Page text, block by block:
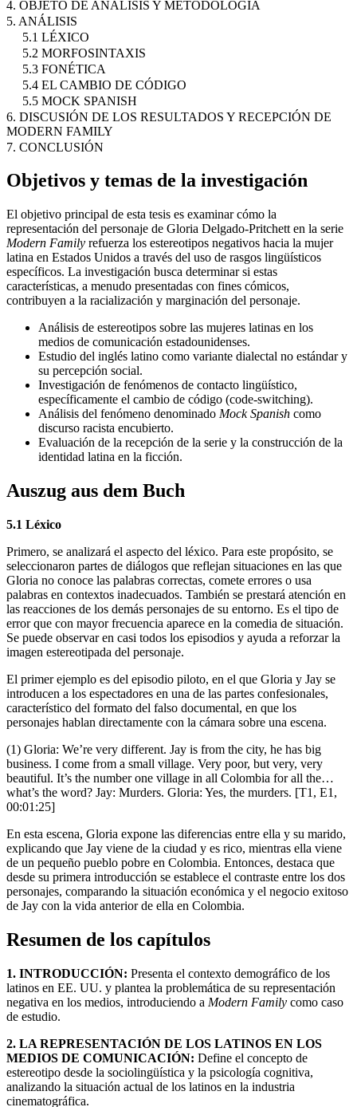
4. OBJETO DE ANÁLISIS Y METODOLOGÍA
5. ANÁLISIS
5.1 LÉXICO
5.2 MORFOSINTAXIS
5.3 FONÉTICA
5.4 EL CAMBIO DE CÓDIGO
5.5 MOCK SPANISH
6. DISCUSIÓN DE LOS RESULTADOS Y RECEPCIÓN DE
MODERN FAMILY
7. CONCLUSIÓN
Objetivos y temas de la investigación
El objetivo principal de esta tesis es examinar cómo la
representación del personaje de Gloria Delgado-Pritchett en la serie
Modern Family refuerza los estereotipos negativos hacia la mujer
latina en Estados Unidos a través del uso de rasgos lingüísticos
específicos. La investigación busca determinar si estas
características, a menudo presentadas con fines cómicos,
contribuyen a la racialización y marginación del personaje.
Análisis de estereotipos sobre las mujeres latinas en los
medios de comunicación estadounidenses.
Estudio del inglés latino como variante dialectal no estándar y
su percepción social.
Investigación de fenómenos de contacto lingüístico,
específicamente el cambio de código (code-switching).
Análisis del fenómeno denominado Mock Spanish como
discurso racista encubierto.
Evaluación de la recepción de la serie y la construcción de la
identidad latina en la ficción.
Auszug aus dem Buch
5.1 Léxico
Primero, se analizará el aspecto del léxico. Para este propósito, se
seleccionaron partes de diálogos que reflejan situaciones en las que
Gloria no conoce las palabras correctas, comete errores o usa
palabras en contextos inadecuados. También se prestará atención en
las reacciones de los demás personajes de su entorno. Es el tipo de
error que con mayor frecuencia aparece en la comedia de situación.
Se puede observar en casi todos los episodios y ayuda a reforzar la
imagen estereotipada del personaje.
El primer ejemplo es del episodio piloto, en el que Gloria y Jay se
introducen a los espectadores en una de las partes confesionales,
característico del formato del falso documental, en que los
personajes hablan directamente con la cámara sobre una escena.
(1) Gloria: We’re very different. Jay is from the city, he has big
business. I come from a small village. Very poor, but very, very
beautiful. It’s the number one village in all Colombia for all the…
what’s the word? Jay: Murders. Gloria: Yes, the murders. [T1, E1,
00:01:25]
En esta escena, Gloria expone las diferencias entre ella y su marido,
explicando que Jay viene de la ciudad y es rico, mientras ella viene
de un pequeño pueblo pobre en Colombia. Entonces, destaca que
desde su primera introducción se establece el contraste entre los dos
personajes, comparando la situación económica y el negocio exitoso
de Jay con la vida anterior de ella en Colombia.
Resumen de los capítulos
1. INTRODUCCIÓN: Presenta el contexto demográfico de los
latinos en EE. UU. y plantea la problemática de su representación
negativa en los medios, introduciendo a Modern Family como caso
de estudio.
2. LA REPRESENTACIÓN DE LOS LATINOS EN LOS
MEDIOS DE COMUNICACIÓN: Define el concepto de
estereotipo desde la sociolingüística y la psicología cognitiva,
analizando la situación actual de los latinos en la industria
cinematográfica.